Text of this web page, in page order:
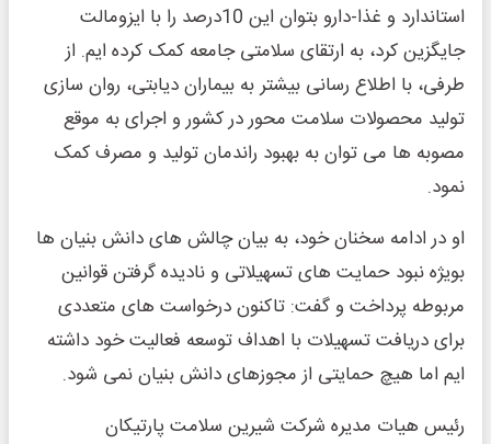
استاندارد و غذا-دارو بتوان این 10درصد را با ایزومالت
جایگزین کرد، به ارتقای سلامتی جامعه کمک کرده ایم. از
طرفی، با اطلاع رسانی بیشتر به بیماران دیابتی، روان سازی
تولید محصولات سلامت محور در کشور و اجرای به موقع
مصوبه ها می توان به بهبود راندمان تولید و مصرف کمک
نمود.
او در ادامه سخنان خود، به بیان چالش های دانش بنیان ها
بویژه نبود حمایت های تسهیلاتی و نادیده گرفتن قوانین
مربوطه پرداخت و گفت: تاکنون درخواست های متعددی
برای دریافت تسهیلات با اهداف توسعه فعالیت خود داشته
ایم اما هیچ حمایتی از مجوزهای دانش بنیان نمی شود.
رئیس هیات مدیره شرکت شیرین سلامت پارتیکان